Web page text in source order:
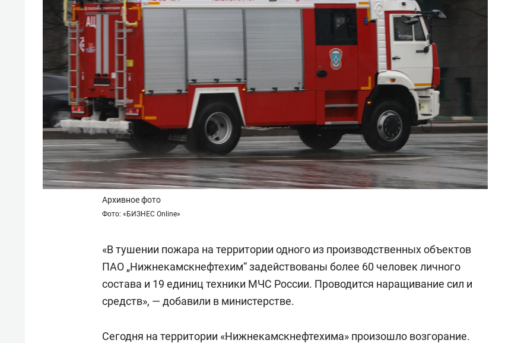
Архивное фото
Фото: «БИЗНЕС Online»
«В тушении пожара на территории одного из производственных объектов
ПАО „Нижнекамскнефтехим“ задействованы более 60 человек личного
состава и 19 единиц техники МЧС России. Проводится наращивание сил и
средств», — добавили в министерстве.
Сегодня на территории «Нижнекамскнефтехима» произошло возгорание.